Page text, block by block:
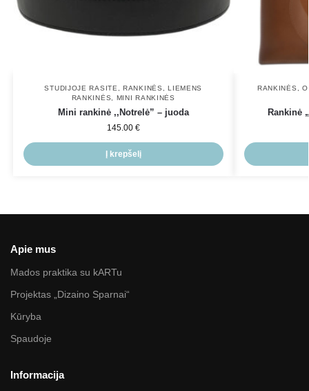
STUDIJOJE RASITE ,RANKINĖS ,LIEMENS
RANKINĖS
MINI RANKINĖS
Mini rankinė ,,Notrelė” – juoda
145.00 €
Į krepšelį
RANKINĖS
Rankinė
Apie mus
Mados praktika su kARTu
Projektas „Dizaino Sparnai“
Kūryba
Spaudoje
Informacija